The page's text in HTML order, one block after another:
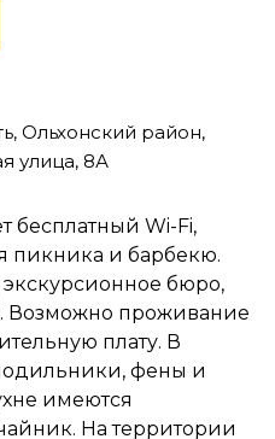
Ольхонский район,
улица, 8А
бесплатный Wi-Fi,
пикника и барбекю.
экскурсионное бюро,
Возможно проживание
плату. В
фены и
имеются
На территории